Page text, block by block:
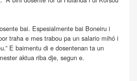
bai. Espesialmente bai Boneiru i
traha e mes trabou pa un salario mihó i
E baimentu di e dosentenan ta un
aktua riba dje, segun e.